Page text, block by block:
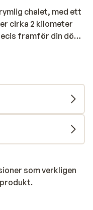
chalet, med ett
cirka 2 kilometer
framför din dörr
upp till 8
intensiv dag i snön
muskler i den
på jacuzzin! I
restauranger där du
doppa den
i krämig
skidresa i en mysiga
som verkligen